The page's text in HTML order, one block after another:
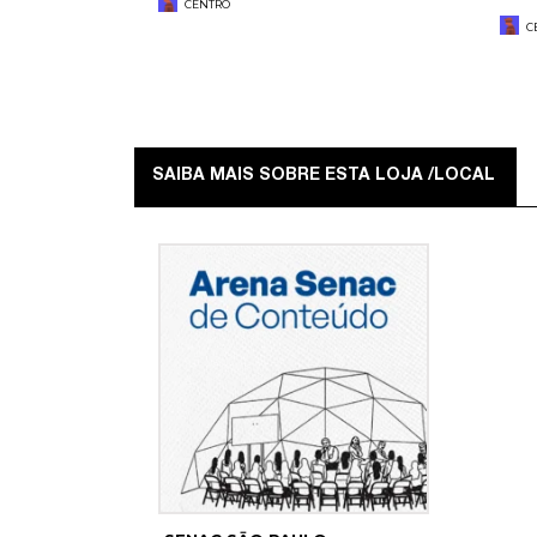
CENTRO
SAIBA MAIS SOBRE ESTA LOJA /LOCAL